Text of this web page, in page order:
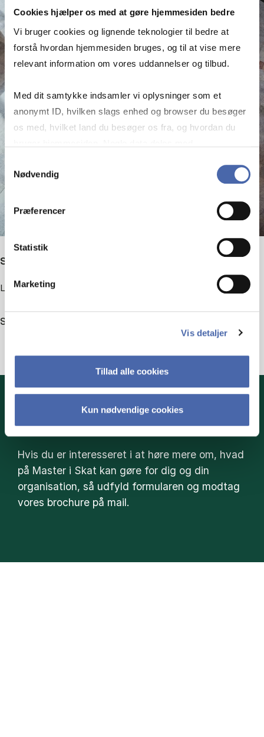
Cookies hjælper os med at gøre hjemmesiden bedre
Vi bruger cookies og lignende teknologier til bedre at
forstå hvordan hjemmesiden bruges, og til at vise mere
relevant information om vores uddannelser og tilbud.
Med dit samtykke indsamler vi oplysninger som et
anonymt ID, hvilken slags enhed og browser du besøger
os med, hvilket land du besøger os fra, og hvordan du
markedsføring. Du bestemmer selv - og kan altid trække
Nødvendig
Præferencer
Statistik
Marketing
Vis detaljer
Tillad alle cookies
Kun nødvendige cookies
Se alle kurser på Master i Skat
Læs om alle kurser der udbydes på Master i Skat.
Se alle kurser
HENT BROCHURE HER
Hvis du er interesseret i at høre mere om, hvad
på Master i Skat kan gøre for dig og din
organisation, så udfyld formularen og modtag
vores brochure på mail.